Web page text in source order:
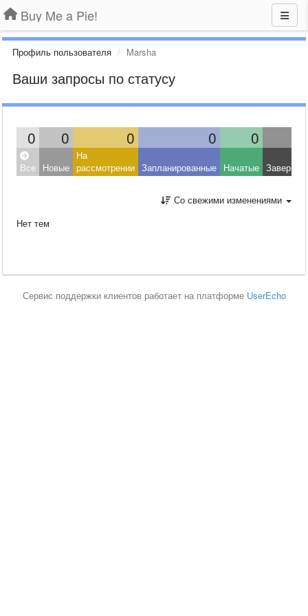
Buy Me a Pie!
Профиль пользователя Marsha
Ваши запросы по статусу
0 0 0 0 0
Все Новые
На
рассмотрении Запланированные Начатые
Со свежими изменениями
Нет тем
Сервис поддержки клиентов работает на платформе UserEcho